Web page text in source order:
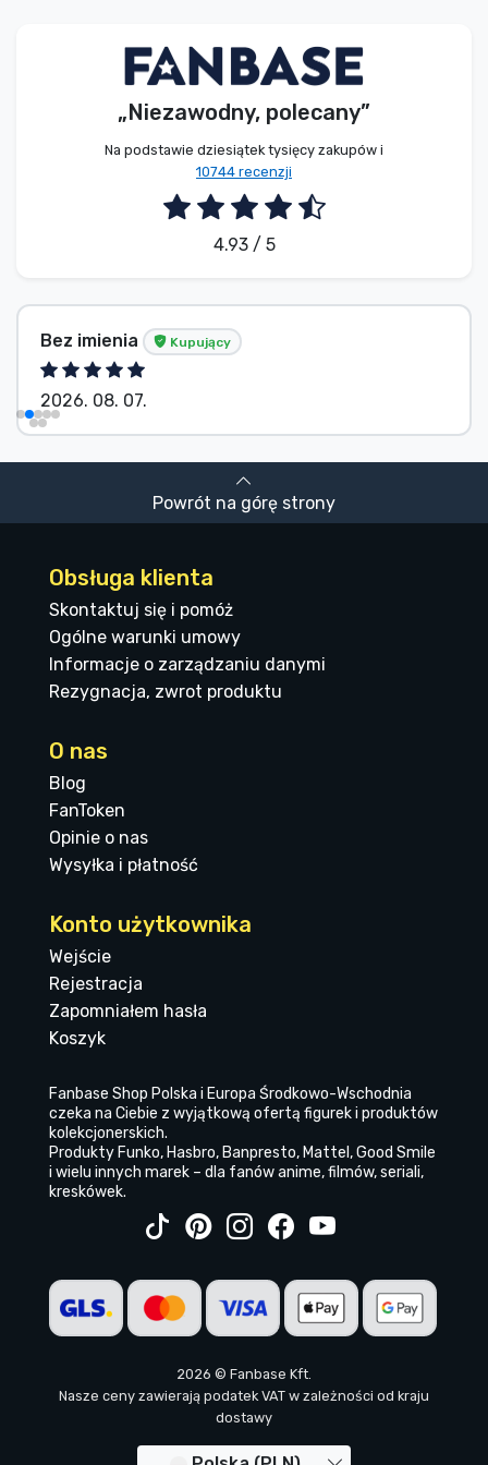
„Niezawodny, polecany”
Na podstawie dziesiątek tysięcy zakupów i
10744 recenzji
4.93 / 5
Bez imienia Kupujący
2026. 08. 07.
Powrót na górę strony
Obsługa klienta
Skontaktuj się i pomóż
Ogólne warunki umowy
Informacje o zarządzaniu danymi
Rezygnacja, zwrot produktu
O nas
Blog
FanToken
Opinie o nas
Wysyłka i płatność
Konto użytkownika
Wejście
Rejestracja
Zapomniałem hasła
Koszyk
Fanbase Shop Polska i Europa Środkowo-Wschodnia
czeka na Ciebie z wyjątkową ofertą figurek i produktów
kolekcjonerskich.
Produkty Funko, Hasbro, Banpresto, Mattel, Good Smile
i wielu innych marek – dla fanów anime, filmów, seriali,
kreskówek.
2026 © Fanbase Kft.
Nasze ceny zawierają podatek VAT w zależności od kraju
dostawy